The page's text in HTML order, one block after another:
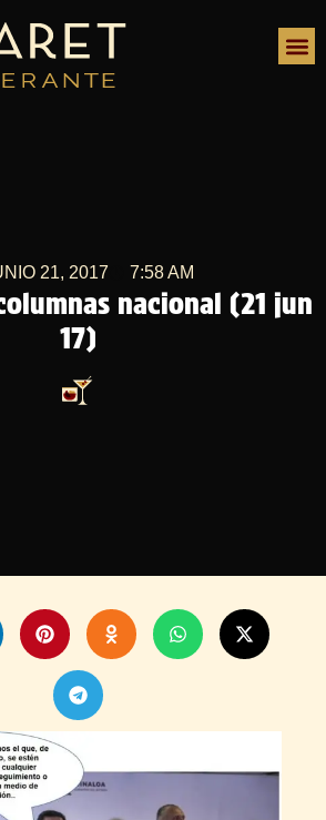
nacional (21 jun
17)
21, 2017 7:58 AM